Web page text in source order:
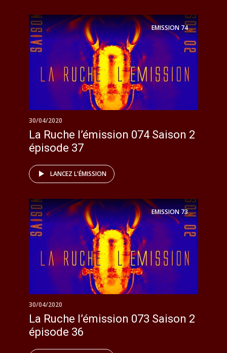
EMISSION74
30/04/2020
La Ruche l’émission 074 Saison 2
épisode 37
LANCEZ L'ÉMISSION
EMISSION73
30/04/2020
La Ruche l’émission 073 Saison 2
épisode 36